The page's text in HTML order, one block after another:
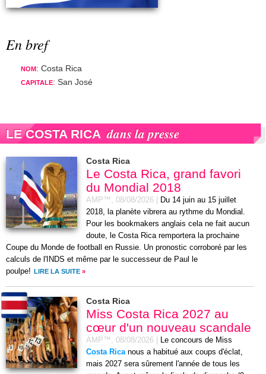
En bref
NOM : Costa Rica
CAPITALE: San José
LE COSTA RICA dans la presse
Costa Rica
Le Costa Rica, grand favori
du Mondial 2018
AMP™, 08/08/2026
Du 14 juin au 15 juillet
2018, la planète vibrera au rythme du Mondial.
Pour les bookmakers anglais cela ne fait aucun
doute, le Costa Rica remportera la prochaine
Coupe du Monde de football en Russie. Un pronostic corroboré par les
calculs de l'INDS et même par le successeur de Paul le
poulpe!
LIRE LA SUITE »
Costa Rica
Miss Costa Rica 2027 au
cœur d'un nouveau scandale
AMP™, 08/08/2026
Le concours de Miss
Costa Ricanous a habitué aux coups d'éclat,
mais 2027 sera sûrement l'année de tous les